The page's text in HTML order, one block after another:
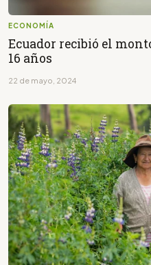
ECONOMÍA
Ecuador recibió el
16 años
22 de mayo, 2024